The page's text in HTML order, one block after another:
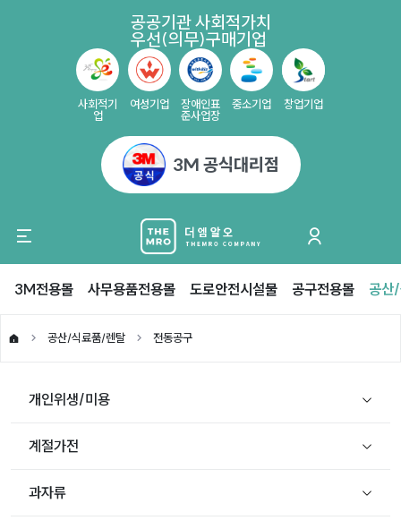
공공기관 사회적가치
우선(의무)구매기업
사회적기
업
여성기업
장애인표
준사업장
중소기업 창업기업
3M 공식대리점
3M전용몰 사무용품전용몰 도로안전시설물 공구전용몰 공산
공산/식료품/렌탈 전동공구
개인위생/미용
계절가전
과자류